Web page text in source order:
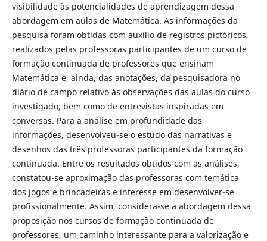
visibilidade às potencialidades de aprendizagem dessa
abordagem em aulas de Matemática. As informações da
pesquisa foram obtidas com auxílio de registros pictóricos,
realizados pelas professoras participantes de um curso de
formação continuada de professores que ensinam
Matemática e, ainda, das anotações, da pesquisadora no
diário de campo relativo às observações das aulas do curso
investigado, bem como de entrevistas inspiradas em
conversas. Para a análise em profundidade das
informações, desenvolveu-se o estudo das narrativas e
desenhos das três professoras participantes da formação
continuada. Entre os resultados obtidos com as análises,
constatou-se aproximação das professoras com temática
dos jogos e brincadeiras e interesse em desenvolver-se
profissionalmente. Assim, considera-se a abordagem dessa
proposição nos cursos de formação continuada de
professores, um caminho interessante para a valorização e